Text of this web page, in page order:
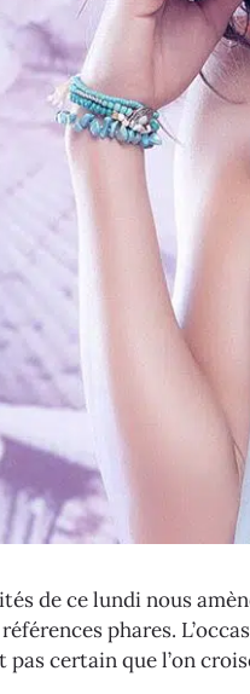
de ce lundi nous
phares.
certain que l’on